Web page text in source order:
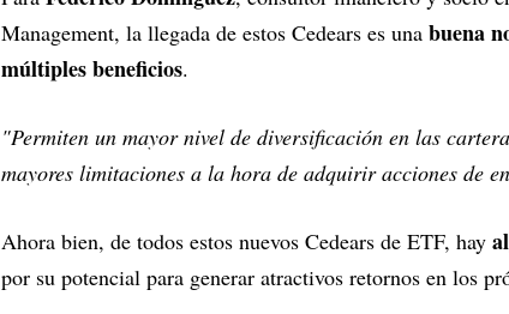
Management, la llegada de estos Cedears es una buena
múltiples beneficios.
"Permiten un mayor nivel de diversificación en las
mayores limitaciones a la hora de adquirir acciones de
Ahora bien, de todos estos nuevos Cedears de ETF, hay
por su potencial para generar atractivos retornos en los